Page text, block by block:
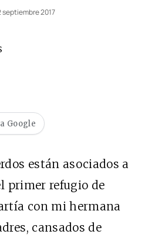
septiembre 2017
Google
están asociados a
primer refugio de
con mi hermana
cansados de